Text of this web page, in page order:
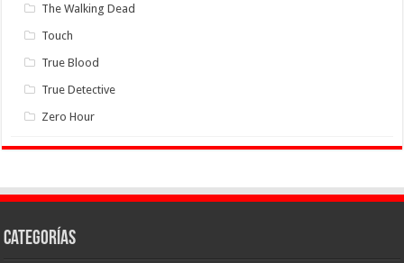
The Walking Dead
Touch
True Blood
True Detective
Zero Hour
Categorías